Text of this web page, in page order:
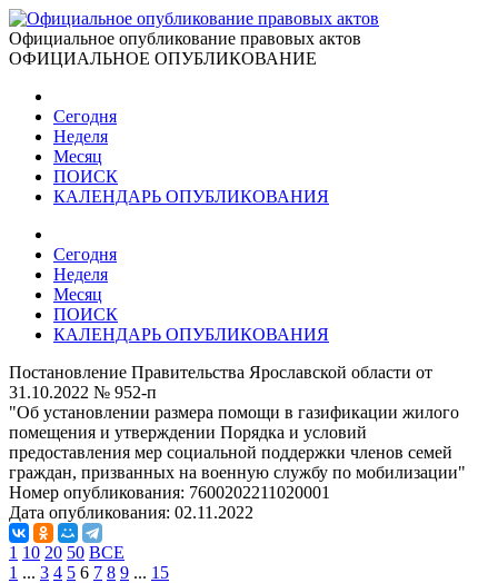
Официальное опубликование правовых актов
ОФИЦИАЛЬНОЕ ОПУБЛИКОВАНИЕ
Сегодня
Неделя
Месяц
ПОИСК
КАЛЕНДАРЬ ОПУБЛИКОВАНИЯ
Сегодня
Неделя
Месяц
ПОИСК
КАЛЕНДАРЬ ОПУБЛИКОВАНИЯ
Постановление Правительства Ярославской области от
31.10.2022 № 952-п
"Об установлении размера помощи в газификации жилого
помещения и утверждении Порядка и условий
предоставления мер социальной поддержки членов семей
граждан, призванных на военную службу по мобилизации"
Номер опубликования: 7600202211020001
Дата опубликования: 02.11.2022
1 10 20 50 ВСЕ
1 ... 3 4 5 6 7 8 9 ... 15